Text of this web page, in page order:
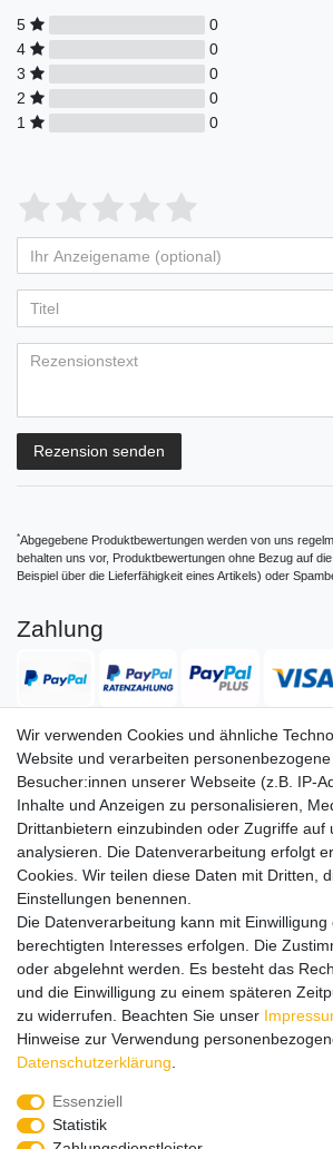
5
0
4
0
3
0
2
0
1
0
Bewertungssterne
von
5
4
von
5
3
von
5
2
von
5
1
von
5
Anzeigename
(optional)
Rezension senden
*Abgegebene Produktbewertungen werden von uns
behalten uns vor, Produktbewertungen ohne Bezug auf
Beispiel über die Lieferfähigkeit eines Artikels) oder
Zahlung
Versand
Service Service
Info Info
Kontakt Kontakt
ImpressumAGB DatenschutzWiderruf
Alle Preise in Euro inkl. gesetzl. MwSt. zzgl.
nicht anders beschrieben. Änderungen und
Abbildungen ähnlich.
Wir versenden in die folgenden Länder
Wir verwenden Cookies und ähnliche
Website und verarbeiten
Besucher:innen unserer Webseite (z.B. IP-
Inhalte und Anzeigen zu personalisieren,
Drittanbietern einzubinden oder Zugriffe auf
analysieren. Die Datenverarbeitung erfolgt
Cookies. Wir teilen diese Daten mit Dritten,
Einstellungen benennen.
Die Datenverarbeitung kann mit
berechtigten Interesses erfolgen. Die
oder abgelehnt werden. Es besteht das
und die Einwilligung zu einem späteren
zu widerrufen. Beachten Sie unser
Hinweise zur Verwendung
Daten­schutz­erklärung
Essenziell
Statistik